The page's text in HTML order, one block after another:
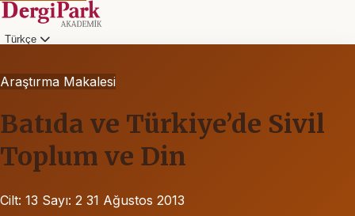
Türkçe
Araştırma Makalesi
Batıda ve Türkiye’de Sivil
Toplum ve Din
Cilt: 13 Sayı: 2 31 Ağustos 2013